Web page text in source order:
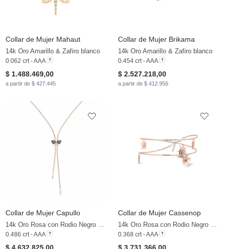
Collar de Mujer Mahaut
14k Oro Amarillo & Zafiro blanco
0.062 crt - AAA
$ 1.488.469,00
a partir de $ 427.445
Collar de Mujer Brikama
14k Oro Amarillo & Zafiro blanco
0.454 crt - AAA
$ 2.527.218,00
a partir de $ 412.956
Collar de Mujer Capullo
14k Oro Rosa con Rodio Negro & Zafiro blanco & Diamante Marrón
0.486 crt - AAA
Collar de Mujer Cassenop
14k Oro Rosa con Rodio Negro & Diamante Negro & Diamante Marrón
0.368 crt - AAA